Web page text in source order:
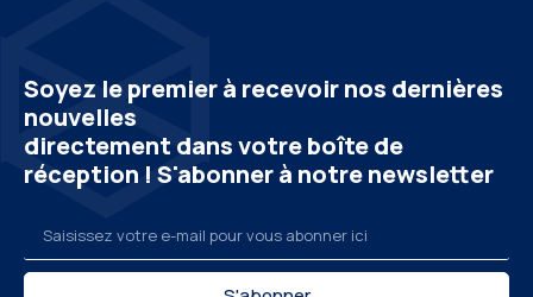
Soyez le premier à recevoir nos dernières
nouvelles
directement dans votre boîte de
réception ! S'abonner à notre newsletter